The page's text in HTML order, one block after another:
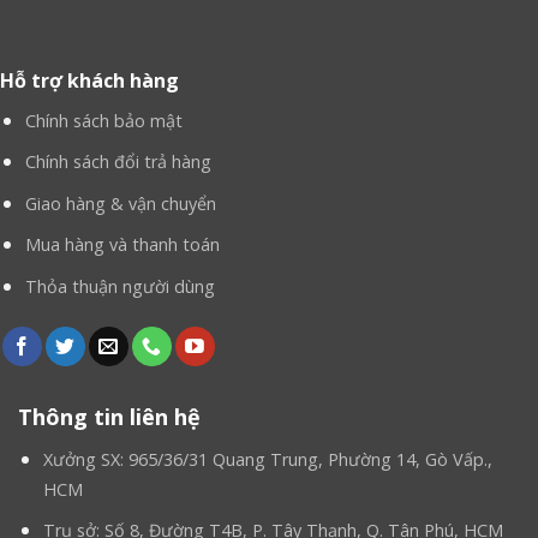
Hỗ trợ khách hàng
Chính sách bảo mật
Chính sách đổi trả hàng
Giao hàng & vận chuyển
Mua hàng và thanh toán
Thỏa thuận người dùng
Thông tin liên hệ
Xưởng SX: 965/36/31 Quang Trung, Phường 14, Gò Vấp.,
HCM
Trụ sở: Số 8, Đường T4B, P. Tây Thạnh, Q. Tân Phú, HCM